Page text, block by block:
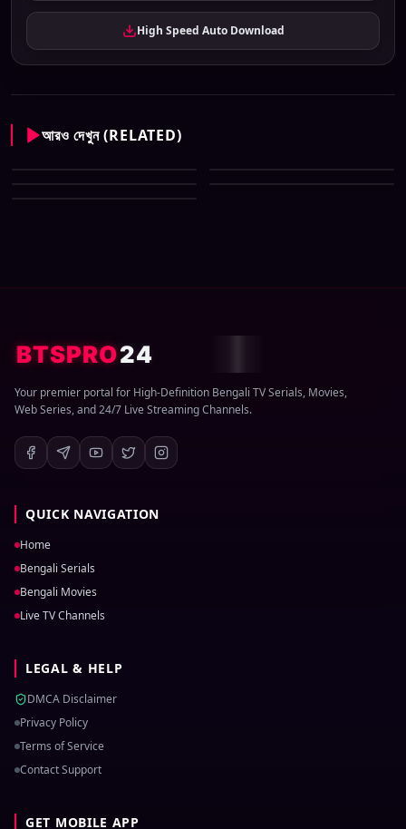
High Speed Auto Download
আরও দেখুন (RELATED)
Enter 10 Bangla All Serial
Download 05 August 2026 Zip
Download 04 August 2026 Zip
Enter 10 Bangla All Serial
Download 03 August 2026 Zip
BTSPRO24
Your premier portal for High-Definition Bengali TV Serials, Movies,
Web Series, and 24/7 Live Streaming Channels.
QUICK NAVIGATION
Home
Bengali Serials
Bengali Movies
Live TV Channels
LEGAL & HELP
DMCA Disclaimer
Privacy Policy
Terms of Service
Contact Support
GET MOBILE APP